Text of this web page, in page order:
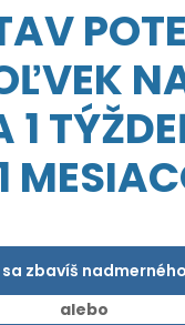
1
sa zbavíš
alebo